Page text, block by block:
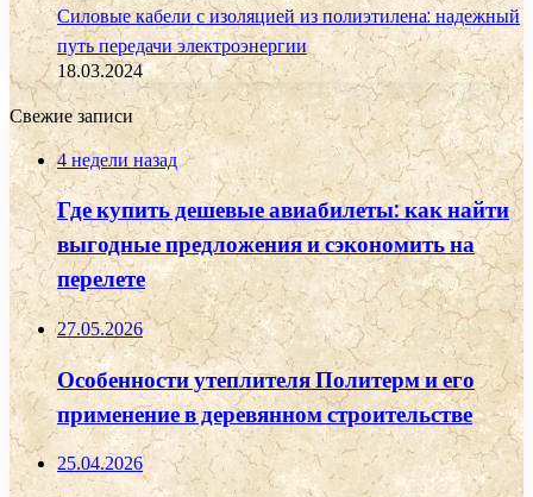
Силовые кабели с изоляцией из полиэтилена: надежный
путь передачи электроэнергии
18.03.2024
Свежие записи
4 недели назад
Где купить дешевые авиабилеты: как найти
выгодные предложения и сэкономить на
перелете
27.05.2026
Особенности утеплителя Политерм и его
применение в деревянном строительстве
25.04.2026